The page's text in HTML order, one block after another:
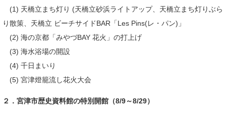
(1) 天橋立まち灯り (天橋立砂浜ライトアップ、天橋立まち灯りぶら
り散策、天橋立 ビーチサイドBAR「Les Pins(レ・パン)」
(2) 海の京都「みやづBAY 花火」の打上げ
(3) 海水浴場の開設
(4) 千日まいり
(5) 宮津燈籠流し花火大会​​
２．宮津市歴史資料館の特別開館（8/9～8/29）